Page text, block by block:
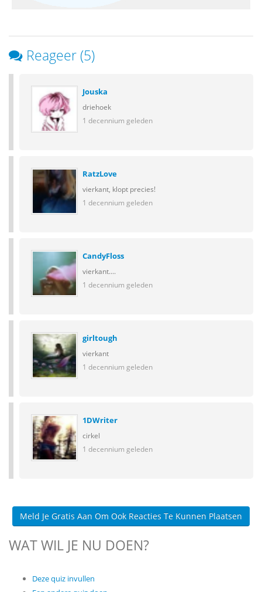
Reageer (5)
Jouska
driehoek
1 decennium geleden
RatzLove
vierkant, klopt precies!
1 decennium geleden
CandyFloss
vierkant....
1 decennium geleden
girltough
vierkant
1 decennium geleden
1DWriter
cirkel
1 decennium geleden
Meld Je Gratis Aan Om Ook Reacties Te Kunnen Plaatsen
WAT WIL JE NU DOEN?
Deze quiz invullen